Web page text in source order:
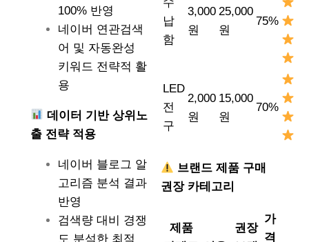
100% 반영
네이버 연관검색
어 및 자동완성
키워드 전략적 활
용
데이터 기반 상위노
출 전략 적용
네이버 블로그 알
고리즘 분석 결과
반영
검색량 대비 경쟁
도 분석한 최적
납
함
3,000
원
25,000
원
75%
LED
전
구
2,000
원
15,000
원
70%
브랜드 제품 구매
권장 카테고리
제품
권장
가
격